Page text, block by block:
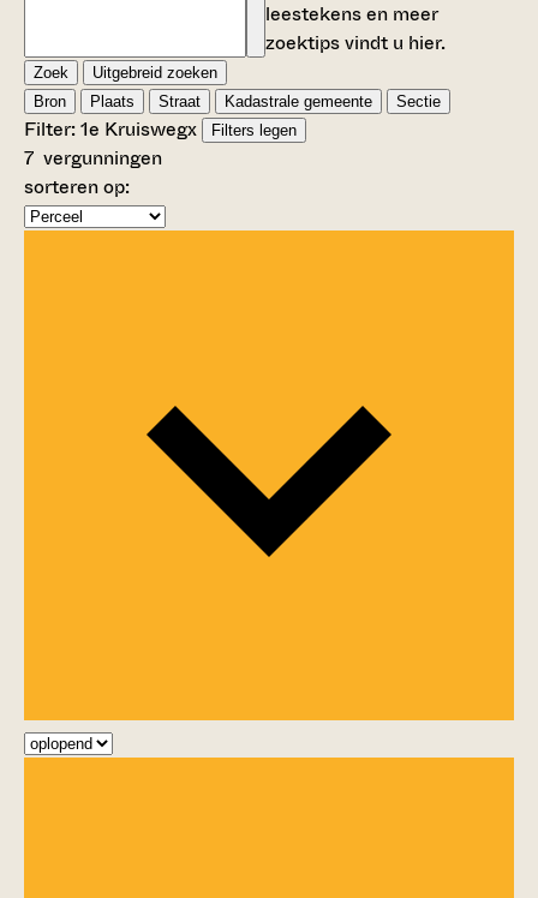
leestekens en meer
zoektips vindt u hier.
Zoek
Uitgebreid zoeken
Bron
Plaats Straat Kadastrale gemeente Sectie
Filter:1e Kruiswegx Filters legen
7 vergunningen
sorteren op: